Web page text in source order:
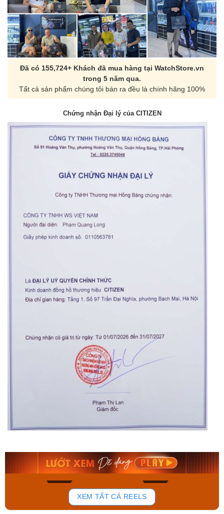
Đã có 155,724+ Khách đã mua hàng tại WatchStore.vn
trong 5 năm qua.
Tất cả sản phẩm chúng tôi bán ra đều là chính hãng 100%
Chứng nhận Đại lý của CITIZEN
133
Orient Nam RA-
Mua ngay
Casio Nam MTS-
Mua ngay
XEM TẤT CẢ REELS